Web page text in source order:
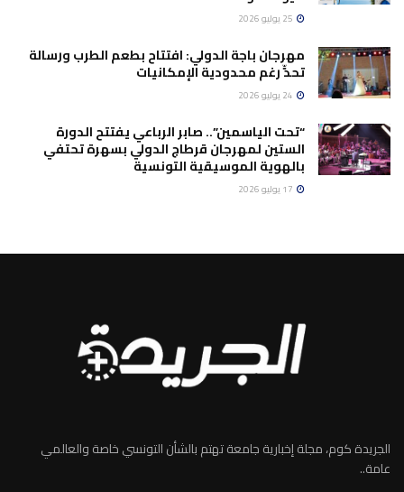
مهرجان باجة الدولي: افتتاح بطعم الطرب ورسالة
تحدٍّ رغم محدودية الإمكانيات
“تحت الياسمين”.. صابر الرباعي يفتتح الدورة
الستين لمهرجان قرطاج الدولي بسهرة تحتفي
بالهوية الموسيقية التونسية
الجريدة كوم، مجلة إخبارية جامعة تهتم بالشأن التونسي خاصة والعالمي
عامة..